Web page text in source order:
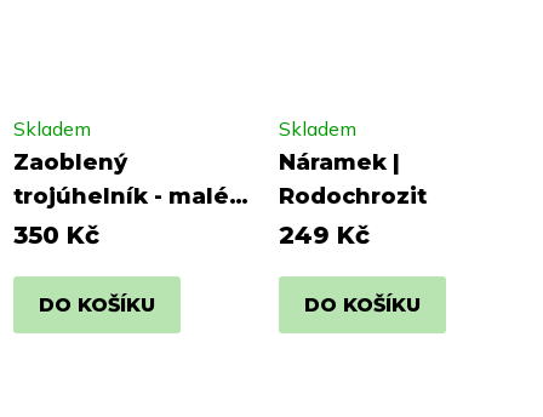
Zaoblený
trojúhelník - malé
puzety |
Skladem
350 Kč
DO KOŠÍKU
Náramek |
Rodochrozit
Skladem
249 Kč
DO KOŠÍKU